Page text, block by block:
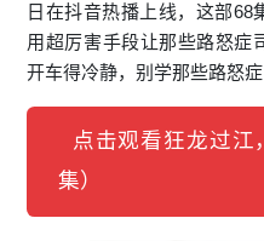
日在抖音热播上线，这部68
用超厉害手段让那些路怒症
开车得冷静，别学那些路怒
点击观看狂龙过江
集）